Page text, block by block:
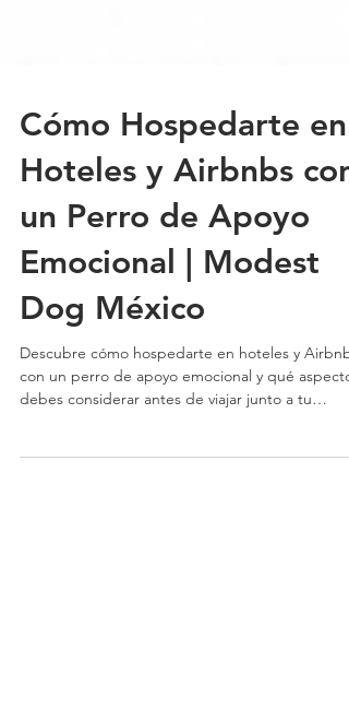
Cómo Hospedarte en
Hoteles y Airbnbs con
un Perro de Apoyo
Emocional | Modest
Dog México
Descubre cómo hospedarte en hoteles y Airbnbs
mascota | Modest Dog México